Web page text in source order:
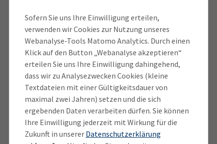
Sofern Sie uns Ihre Einwilligung erteilen,
verwenden wir Cookies zur Nutzung unseres
Webanalyse-Tools Matomo Analytics. Durch einen
Klick auf den Button „Webanalyse akzeptieren“
erteilen Sie uns Ihre Einwilligung dahingehend,
dass wir zu Analysezwecken Cookies (kleine
Textdateien mit einer Gültigkeitsdauer von
maximal zwei Jahren) setzen und die sich
ergebenden Daten verarbeiten dürfen. Sie können
Ihre Einwilligung jederzeit mit Wirkung für die
Zukunft in unserer Datenschutzerklärung
Freising, Fürstenfeldbruck,
München (Lkr.), LH München,
Starnberg
Geschäftsstelle Region München